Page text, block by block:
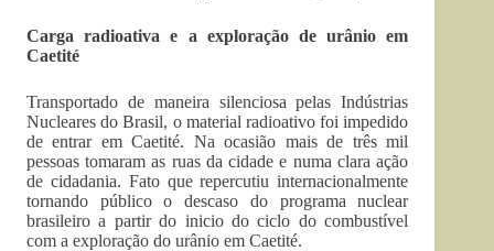
Carga radioativa e a exploração de urânio em
Caetité
Transportado de maneira silenciosa pelas Indústrias
Nucleares do Brasil, o material radioativo foi impedido
de entrar em Caetité. Na ocasião mais de três mil
pessoas tomaram as ruas da cidade e numa clara ação
de cidadania. Fato que repercutiu internacionalmente
tornando público o descaso do programa nuclear
brasileiro a partir do inicio do ciclo do combustível
com a exploração do urânio em Caetité.